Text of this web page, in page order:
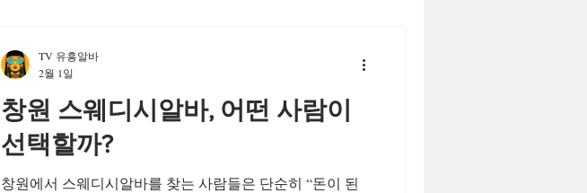
앞두고 있는 경우 그런 경향이 강해집니다. 홍대스웨디시알
바 🔹 3. 고객 서비스·테라피 경험을 쌓고 싶은 사람 단순히
돈을 버는 것뿐 아니라 서비스 스킬(마사지 테크닉, 커뮤니
케이션) 을 배우고 싶어 선택하는 경우도 있습니다. 일부는
이후 관련 자격증 취득이나 직업
창원 스웨디시알바, 어떤 사람이
선택할까?
창원에서 스웨디시알바를 찾는 사람들은 단순히 “돈이 된
TV 유흥알바
2월 1일